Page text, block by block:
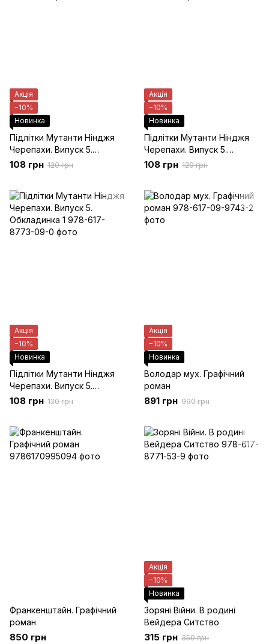
Акція
−10%
Новинка
Підлітки Мутанти Нінджя
Черепахи. Випуск 5.
Обкладинка 5
108 грн 120 грн
Акція
−10%
Новинка
Підлітки Мутанти Нінджя
Черепахи. Випуск 5.
Обкладинка 2
108 грн 120 грн
Акція
−10%
Новинка
Підлітки Мутанти Нінджя
Черепахи. Випуск 5.
Обкладинка 1
108 грн 120 грн
Акція
−10%
Новинка
Володар мух. Графічний
роман
891 грн 990 грн
Франкенштайн. Графічний
роман
850 грн
Акція
−10%
Новинка
Зоряні Війни. В родині
Вейдера Ситство
315 грн 350 грн